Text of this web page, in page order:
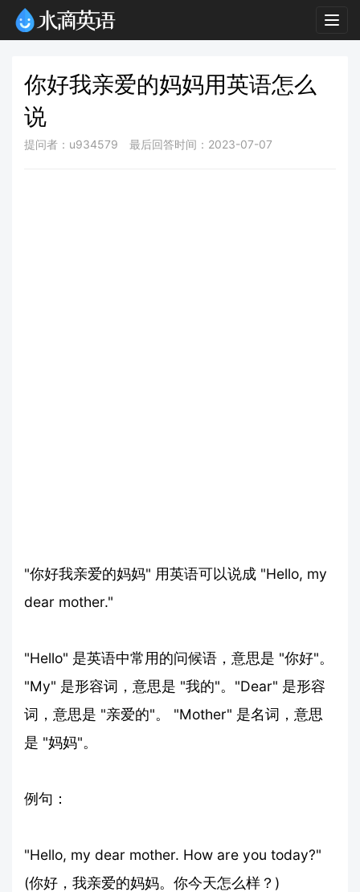
你好我亲爱的妈妈用英语怎么
说
提问者：u934579 最后回答时间：2023-07-07
"你好我亲爱的妈妈" 用英语可以说成 "Hello, my
dear mother."
"Hello" 是英语中常用的问候语，意思是 "你好"。
"My" 是形容词，意思是 "我的"。"Dear" 是形容
词，意思是 "亲爱的"。 "Mother" 是名词，意思
是 "妈妈"。
例句：
"Hello, my dear mother. How are you today?"
(你好，我亲爱的妈妈。你今天怎么样？)